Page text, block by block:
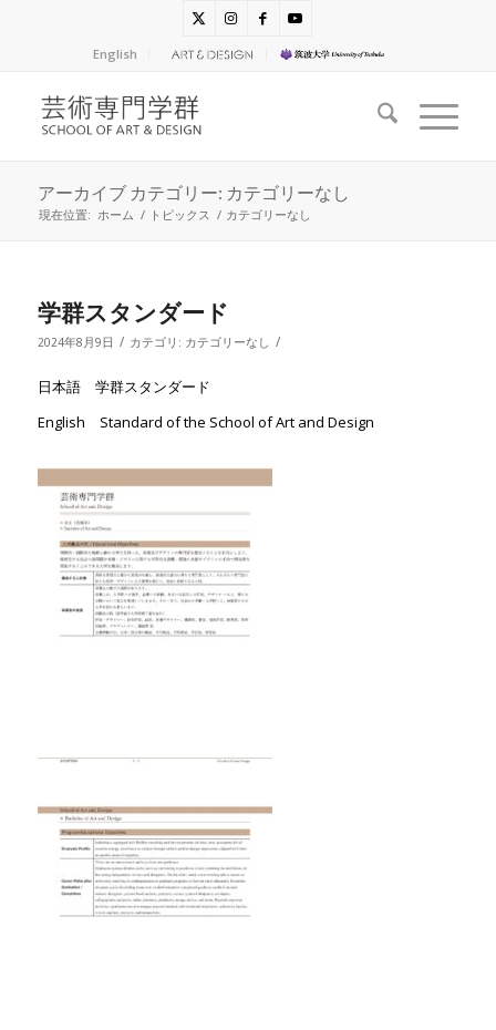
English
アーカイブ カテゴリー: カテゴリーなし
現在位置: ホーム / トピックス / カテゴリーなし
学群スタンダード
2024年8月9日 / カテゴリ: カテゴリーなし /
日本語 学群スタンダード
English Standard of the School of Art and Design